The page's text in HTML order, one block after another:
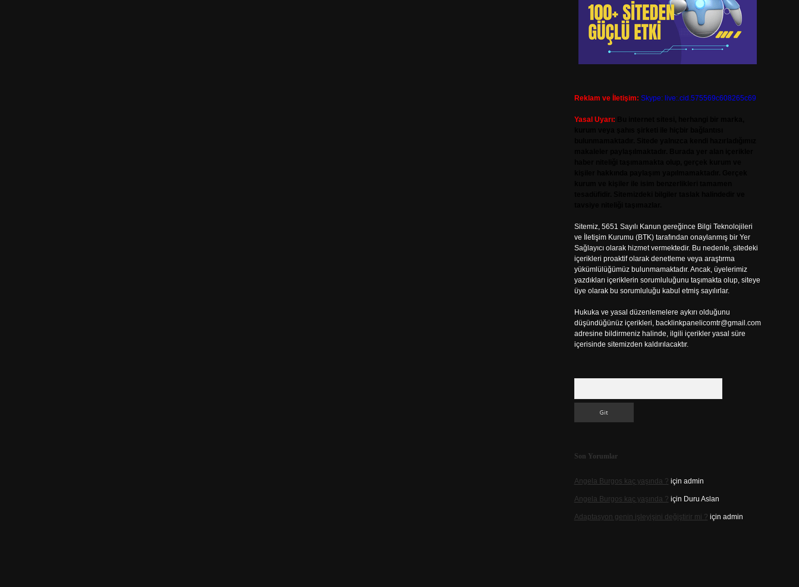
Reklam ve İletişim: Skype: live:.cid.575569c608265c69
Yasal Uyarı:
Sitemiz, 5651 Sayılı Kanun gereğince Bilgi Teknolojileri
ve İletişim Kurumu (BTK) tarafından onaylanmış bir Yer
Sağlayıcı olarak hizmet vermektedir. Bu nedenle, sitedeki
içerikleri proaktif olarak denetleme veya araştırma
yükümlülüğümüz bulunmamaktadır. Ancak, üyelerimiz
yazdıkları içeriklerin sorumluluğunu taşımakta olup, siteye
üye olarak bu sorumluluğu kabul etmiş sayılırlar.
Hukuka ve yasal düzenlemelere aykırı olduğunu
düşündüğünüz içerikleri, backlinkpanelicomtr@gmail.com
adresine bildirmeniz halinde, ilgili içerikler yasal süre
içerisinde sitemizden kaldırılacaktır.
Son Yorumlar
Angela Burgos kaç yaşında ? için admin
Angela Burgos kaç yaşında ? için Duru Aslan
Adaptasyon genin işleyişini değiştirir mi ? için admin